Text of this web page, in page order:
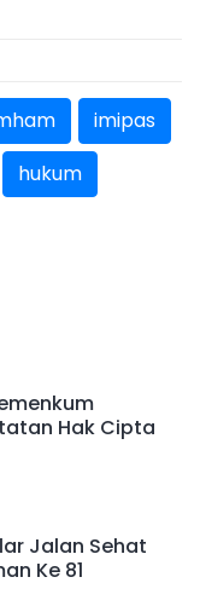
imipas
hukum
Hak Cipta
Jalan Sehat
Ke 81